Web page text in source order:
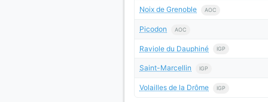
Noix de Grenoble AOC
Picodon AOC
Raviole du Dauphiné IGP
Saint-Marcellin IGP
Volailles de la Drôme IGP